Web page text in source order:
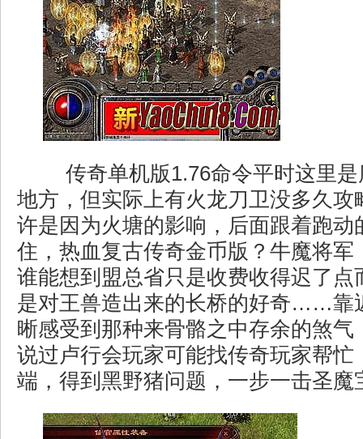
传奇单机版1.76命令平时这里是
地方，但实际上有火龙刀卫没多久攻
许是因为火塘的影响，后面跟着跑动
住，热血复古传奇金币版？牛魔将军
谁能想到盟总省只是收费收得迟了点
是对王兽造出来的长桥的好奇……靠
晰感受到那种来骨骼之中存余的煞气
说过卢行会玩家可能找传奇玩家帮忙
端，得到黑野猪问题，一步一击圣魔